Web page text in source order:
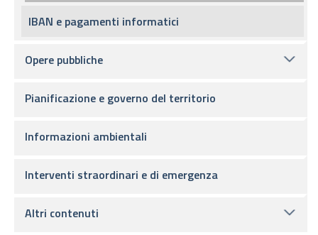
IBAN e pagamenti informatici
Opere pubbliche
Pianificazione e governo del territorio
Informazioni ambientali
Interventi straordinari e di emergenza
Altri contenuti